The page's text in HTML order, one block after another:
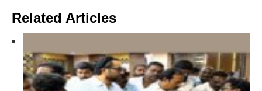
Related Articles